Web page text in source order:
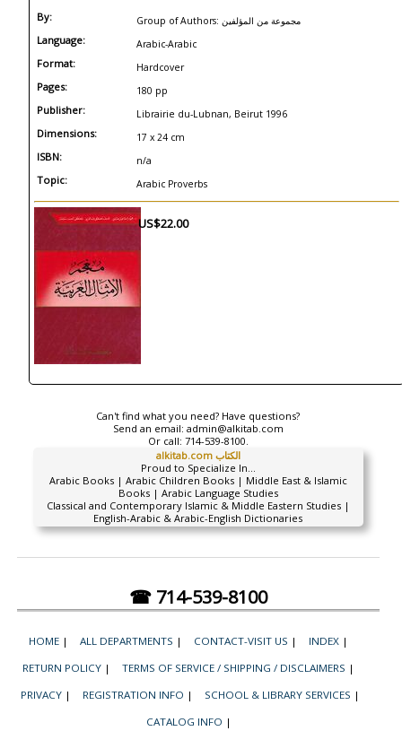
By: Group of Authors: مجموعة من المؤلفين
Language: Arabic-Arabic
Format: Hardcover
Pages: 180 pp
Publisher: Librairie du-Lubnan, Beirut 1996
Dimensions: 17 x 24 cm
ISBN: n/a
Topic: Arabic Proverbs
US$22.00
Can't find what you need? Have questions?
Send an email: admin@alkitab.com
Or call: 714-539-8100.
alkitab.com الكتاب
Proud to Specialize In...
Arabic Books | Arabic Children Books | Middle East & Islamic
Books | Arabic Language Studies
Classical and Contemporary Islamic & Middle Eastern Studies |
English-Arabic & Arabic-English Dictionaries
☎ 714-539-8100
HOME | ALL DEPARTMENTS | CONTACT-VISIT US | INDEX |
RETURN POLICY | TERMS OF SERVICE / SHIPPING / DISCLAIMERS |
PRIVACY | REGISTRATION INFO | SCHOOL & LIBRARY SERVICES |
CATALOG INFO |